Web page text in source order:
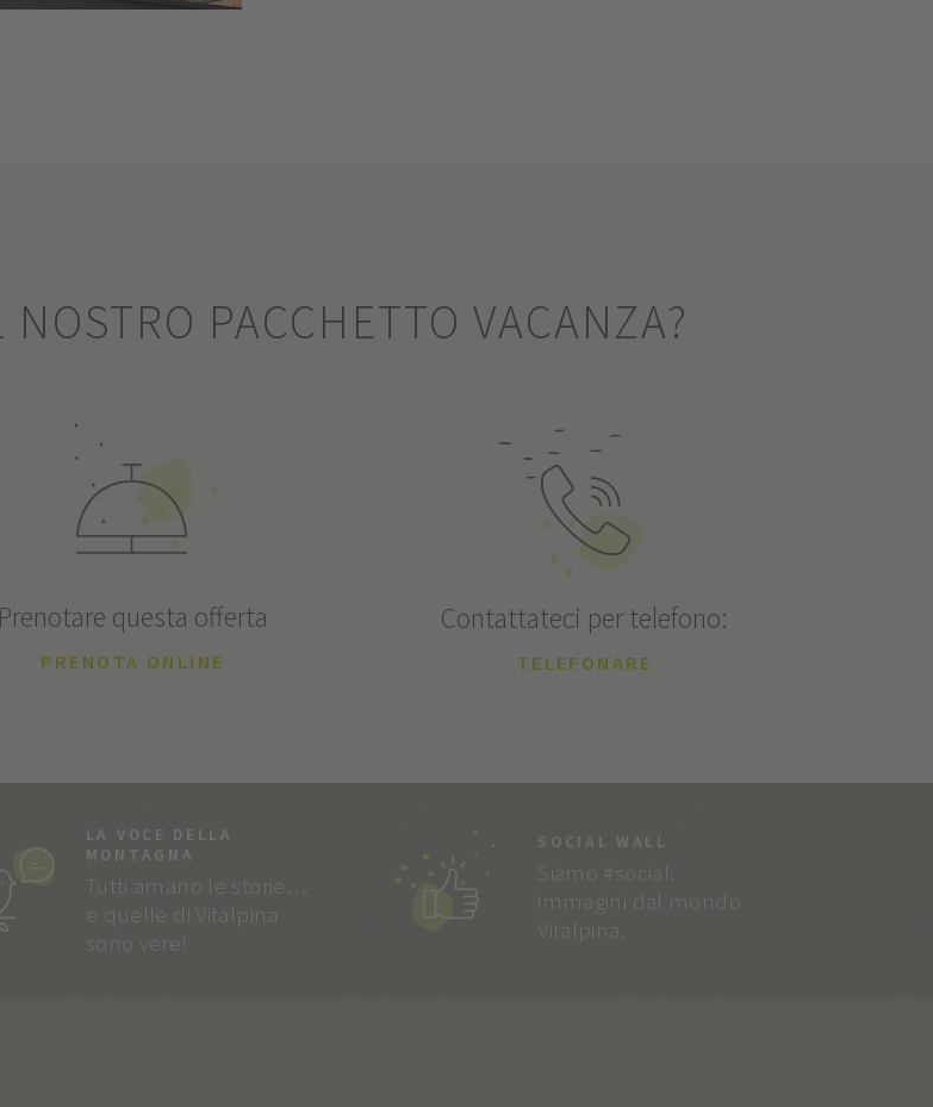
PACCHETTO VACANZA?
Prenotare questa offerta
PRENOTA ONLINE
Contattateci per telefono:
TELEFONARE
LA VOCE DELLA
MONTAGNA
Tutti amano le storie…
e quelle di Vitalpina
sono vere!
SOCIAL WALL
Siamo #social:
immagini dal mondo
Vitalpina.